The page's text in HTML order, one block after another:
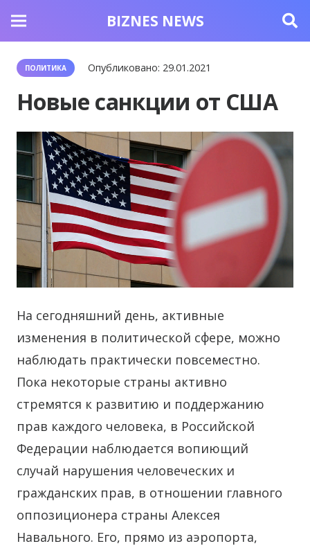
BIZNES NEWS
ПОЛИТИКА Опубликовано: 29.01.2021
Новые санкции от США
На сегодняшний день, активные
изменения в политической сфере, можно
наблюдать практически повсеместно.
Пока некоторые страны активно
стремятся к развитию и поддержанию
прав каждого человека, в Российской
Федерации наблюдается вопиющий
случай нарушения человеческих и
гражданских прав, в отношении главного
оппозиционера страны Алексея
Навального. Его, прямо из аэропорта,